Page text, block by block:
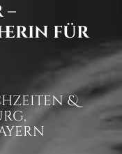
für
&